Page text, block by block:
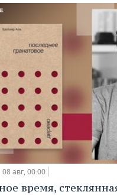
08 авг, 00:00
время,